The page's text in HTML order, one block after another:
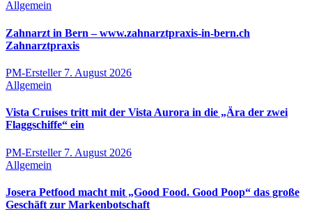
Allgemein
Zahnarzt in Bern – www.zahnarztpraxis-in-bern.ch
Zahnarztpraxis
PM-Ersteller 7. August 2026
Allgemein
Vista Cruises tritt mit der Vista Aurora in die „Ära der zwei
Flaggschiffe“ ein
PM-Ersteller 7. August 2026
Allgemein
Josera Petfood macht mit „Good Food. Good Poop“ das große
Geschäft zur Markenbotschaft